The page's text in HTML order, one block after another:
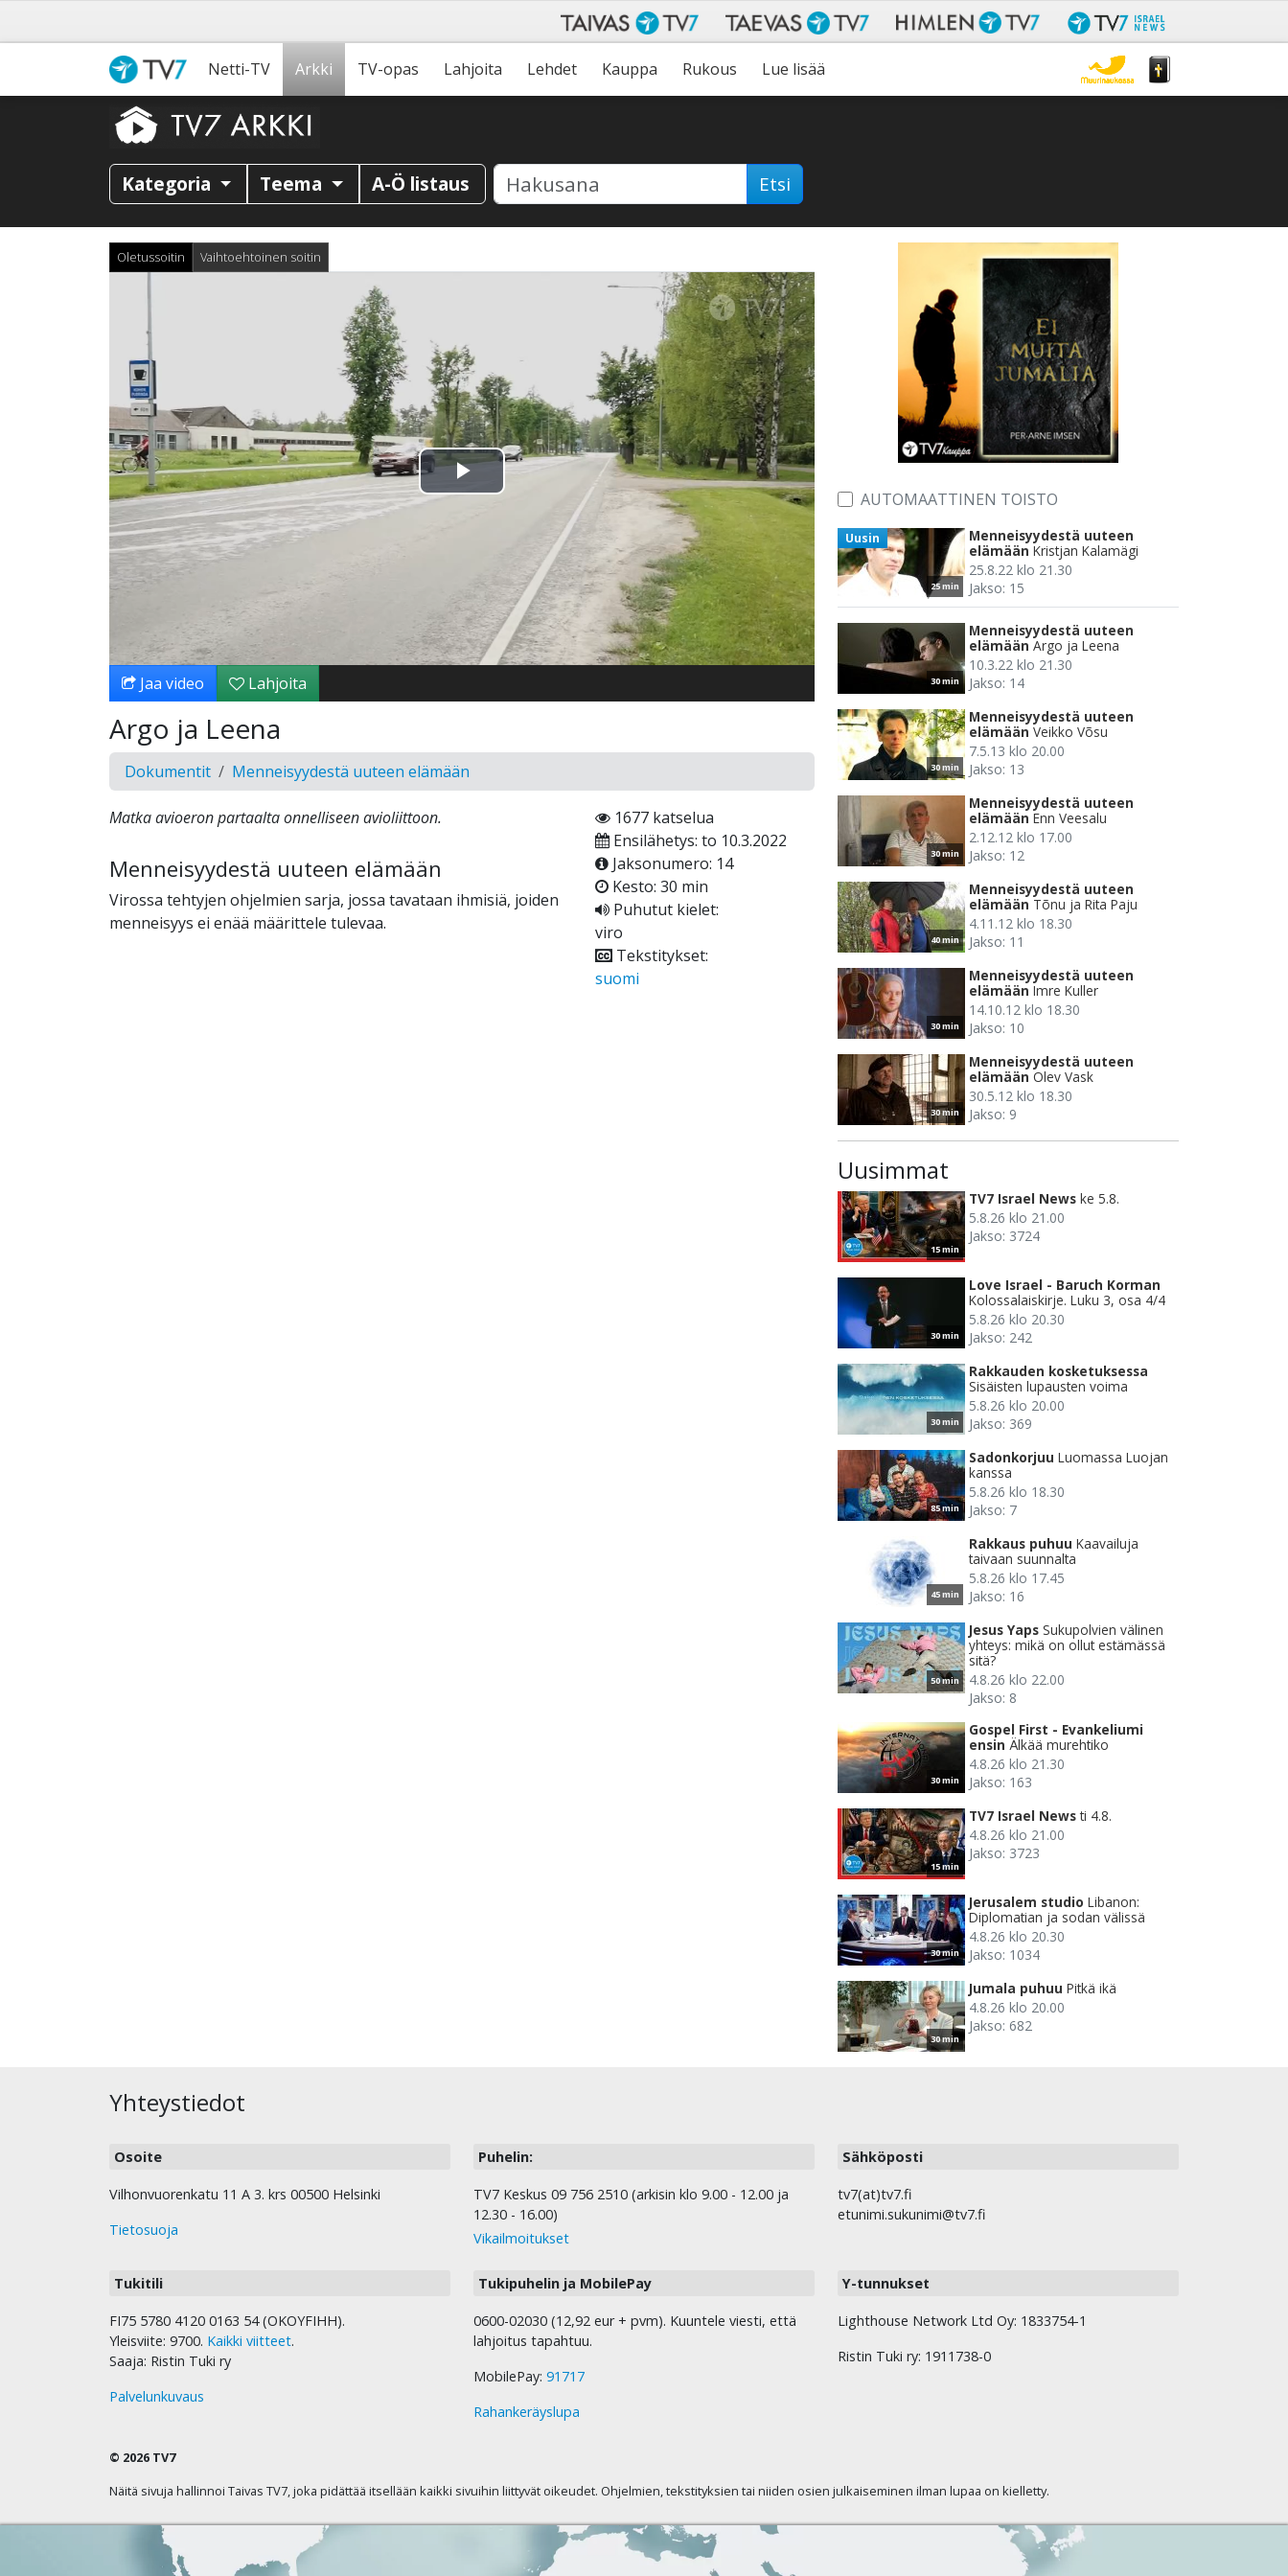
Netti-TV Arkki TV-opas Lahjoita Lehdet Kauppa Rukous Lue lisää
Kategoria Teema A-Ö listaus Etsi
Oletussoitin Vaihtoehtoinen soitin
Toista
Jaa video Lahjoita
Argo ja Leena
Dokumentit Menneisyydestä uuteen elämään
Matka avioeron partaalta onnelliseen avioliittoon.
Menneisyydestä uuteen elämään
Virossa tehtyjen ohjelmien sarja, jossa tavataan ihmisiä, joiden
menneisyys ei enää määrittele tulevaa.
1677 katselua
Ensilähetys: to 10.3.2022
Jaksonumero: 14
Kesto: 30 min
Puhutut kielet:
viro
Tekstitykset:
suomi
AUTOMAATTINEN TOISTO
25 min
Uusin
Menneisyydestä uuteen
elämään Kristjan Kalamägi
25.8.22 klo 21.30
Jakso: 15
30 min
Menneisyydestä uuteen
elämään Argo ja Leena
10.3.22 klo 21.30
Jakso: 14
30 min
Menneisyydestä uuteen
elämään Veikko Võsu
7.5.13 klo 20.00
Jakso: 13
30 min
Menneisyydestä uuteen
elämään Enn Veesalu
2.12.12 klo 17.00
Jakso: 12
40 min
Menneisyydestä uuteen
elämään Tõnu ja Rita Paju
4.11.12 klo 18.30
Jakso: 11
30 min
Menneisyydestä uuteen
elämään Imre Kuller
14.10.12 klo 18.30
Jakso: 10
30 min
Menneisyydestä uuteen
elämään Olev Vask
30.5.12 klo 18.30
Jakso: 9
Uusimmat
15 min
TV7 Israel News ke 5.8.
5.8.26 klo 21.00
Jakso: 3724
30 min
Love Israel - Baruch Korman
Kolossalaiskirje. Luku 3, osa 4/4
5.8.26 klo 20.30
Jakso: 242
30 min
Rakkauden kosketuksessa
Sisäisten lupausten voima
5.8.26 klo 20.00
Jakso: 369
85 min
Sadonkorjuu Luomassa Luojan
kanssa
5.8.26 klo 18.30
Jakso: 7
45 min
Rakkaus puhuu Kaavailuja
taivaan suunnalta
5.8.26 klo 17.45
Jakso: 16
50 min
Jesus Yaps Sukupolvien välinen
yhteys: mikä on ollut estämässä
sitä?
4.8.26 klo 22.00
Jakso: 8
30 min
Gospel First - Evankeliumi
ensin Älkää murehtiko
4.8.26 klo 21.30
Jakso: 163
15 min
TV7 Israel News ti 4.8.
4.8.26 klo 21.00
Jakso: 3723
30 min
Jerusalem studio Libanon:
Diplomatian ja sodan välissä
4.8.26 klo 20.30
Jakso: 1034
30 min
Jumala puhuu Pitkä ikä
4.8.26 klo 20.00
Jakso: 682
Yhteystiedot
Osoite
Vilhonvuorenkatu 11 A 3. krs 00500 Helsinki
Tietosuoja
Puhelin:
TV7 Keskus 09 756 2510 (arkisin klo 9.00 - 12.00 ja
12.30 - 16.00)
Vikailmoitukset
Sähköposti
tv7(at)tv7.fi
etunimi.sukunimi@tv7.fi
Tukitili
FI75 5780 4120 0163 54 (OKOYFIHH).
Yleisviite: 9700. Kaikki viitteet.
Saaja: Ristin Tuki ry
Palvelunkuvaus
Tukipuhelin ja MobilePay
0600-02030 (12,92 eur + pvm). Kuuntele viesti, että
lahjoitus tapahtuu.
MobilePay: 91717
Rahankeräyslupa
Y-tunnukset
Lighthouse Network Ltd Oy: 1833754-1
Ristin Tuki ry: 1911738-0
© 2026 TV7
Näitä sivuja hallinnoi Taivas TV7, joka pidättää itsellään kaikki sivuihin liittyvät oikeudet. Ohjelmien, tekstityksien tai niiden osien julkaiseminen ilman lupaa on kielletty.